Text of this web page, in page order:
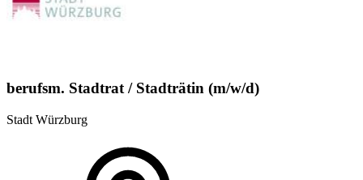
berufsm. Stadtrat / Stadträtin (m/w/d)
Stadt Würzburg